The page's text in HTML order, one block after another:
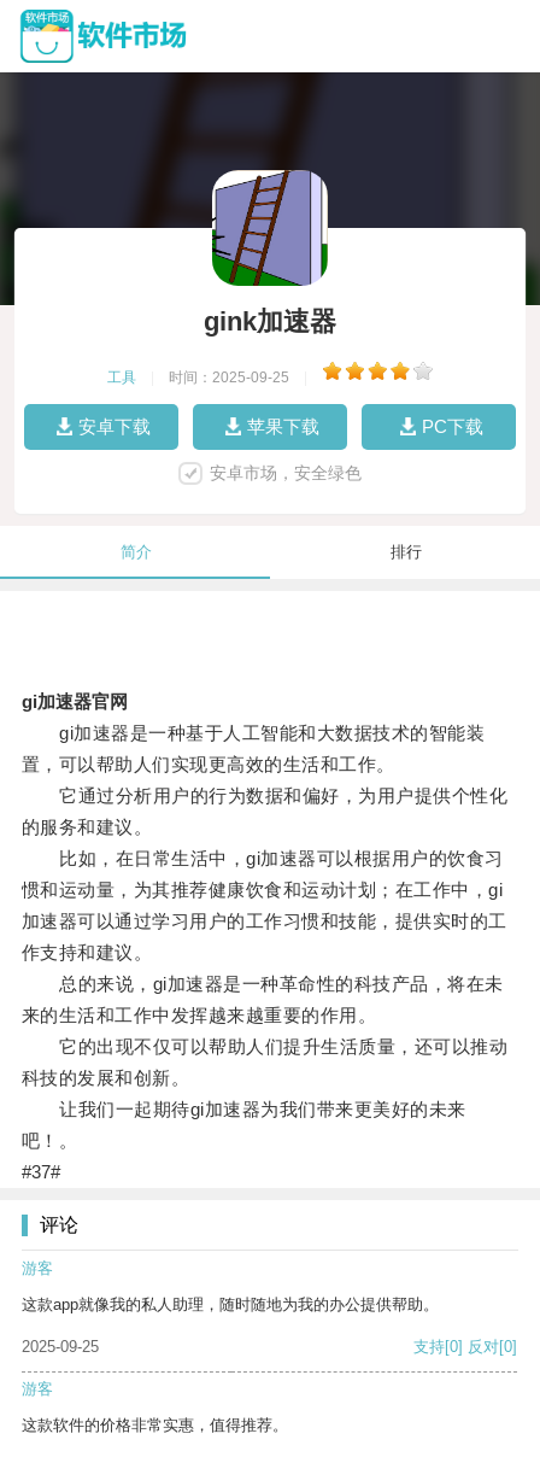
gink加速器
工具 时间：2025-09-25
安卓下载 苹果下载 PC下载
安卓市场，安全绿色
简介 排行
gi加速器官网
gi加速器是一种基于人工智能和大数据技术的智能装
置，可以帮助人们实现更高效的生活和工作。
它通过分析用户的行为数据和偏好，为用户提供个性化
的服务和建议。
比如，在日常生活中，gi加速器可以根据用户的饮食习
惯和运动量，为其推荐健康饮食和运动计划；在工作中，gi
加速器可以通过学习用户的工作习惯和技能，提供实时的工
作支持和建议。
总的来说，gi加速器是一种革命性的科技产品，将在未
来的生活和工作中发挥越来越重要的作用。
它的出现不仅可以帮助人们提升生活质量，还可以推动
科技的发展和创新。
让我们一起期待gi加速器为我们带来更美好的未来
吧！。
#37#
评论
游客
这款app就像我的私人助理，随时随地为我的办公提供帮助。
2025-09-25 支持[0] 反对[0]
游客
这款软件的价格非常实惠，值得推荐。